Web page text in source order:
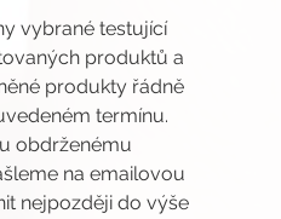
vybrané testující
produktů a
produkty řádně
termínu.
obdrženému
na emailovou
nejpozději do výše